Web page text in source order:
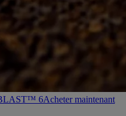
6Acheter maintenant